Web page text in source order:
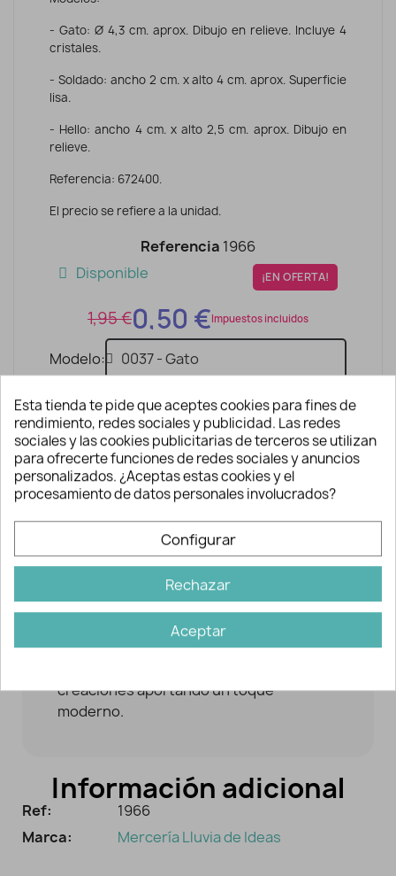
- Gato: Ø 4,3 cm. aprox. Dibujo en relieve. Incluye 4
cristales.
- Soldado: ancho 2 cm. x alto 4 cm. aprox. Superficie
lisa.
- Hello: ancho 4 cm. x alto 2,5 cm. aprox. Dibujo en
relieve.
Referencia: 672400.
El precio se refiere a la unidad.
Referencia 1966
Disponible
¡EN OFERTA!
1,95 €0,50 €Impuestos incluidos
Modelo
AÑADIR A LA CESTA
Descripción y detalles
creaciones aportando un toque
moderno.
Información adicional
Ref:
1966
Marca:
Mercería Lluvia de Ideas
Esta tienda te pide que aceptes cookies para fines de
rendimiento, redes sociales y publicidad. Las redes
sociales y las cookies publicitarias de terceros se utilizan
para ofrecerte funciones de redes sociales y anuncios
personalizados. ¿Aceptas estas cookies y el
procesamiento de datos personales involucrados?
Configurar
Rechazar
Aceptar